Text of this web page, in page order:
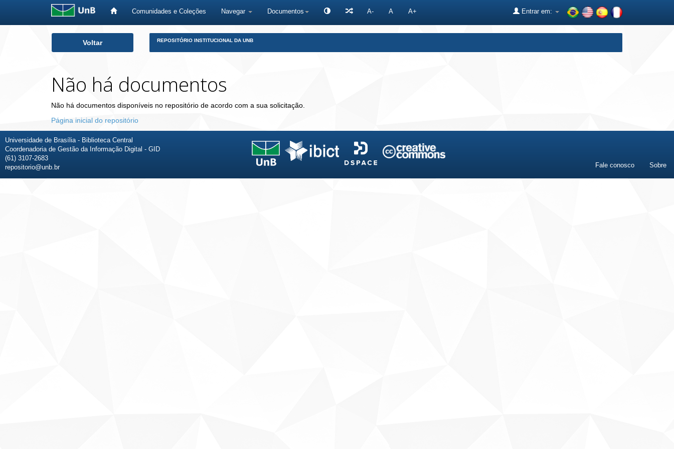
Comunidades e Coleções Navegar Documentos A- A A+ Entrar em:
Voltar REPOSITÓRIO INSTITUCIONAL DA UNB
Não há documentos
Não há documentos disponíveis no repositório de acordo com a sua solicitação.
Página inicial do repositório
Universidade de Brasília - Biblioteca Central
Coordenadoria de Gestão da Informação Digital - GID
(61) 3107-2683
repositorio@unb.br
Fale conosco Sobre